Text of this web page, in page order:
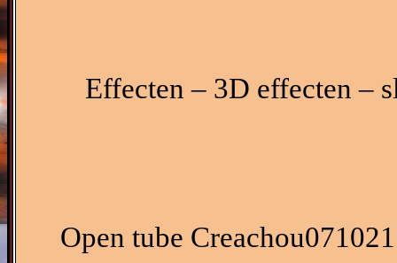
Effecten – 3D effecten –
Open tube